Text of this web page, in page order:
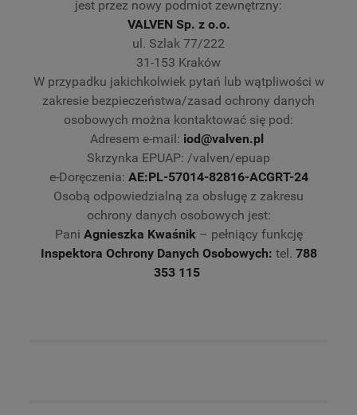
jest przez nowy podmiot zewnętrzny:
VALVEN Sp. z o.o.
ul. Szlak 77/222
31-153 Kraków
W przypadku jakichkolwiek pytań lub wątpliwości w
zakresie bezpieczeństwa/zasad ochrony danych
osobowych można kontaktować się pod:
Adresem e-mail: iod@valven.pl
Skrzynka EPUAP: /valven/epuap
e-Doręczenia: AE:PL-57014-82816-ACGRT-24
Osobą odpowiedzialną za obsługę z zakresu
ochrony danych osobowych jest:
Pani Agnieszka Kwaśnik – pełniący funkcję
Inspektora Ochrony Danych Osobowych: tel. 788
353 115